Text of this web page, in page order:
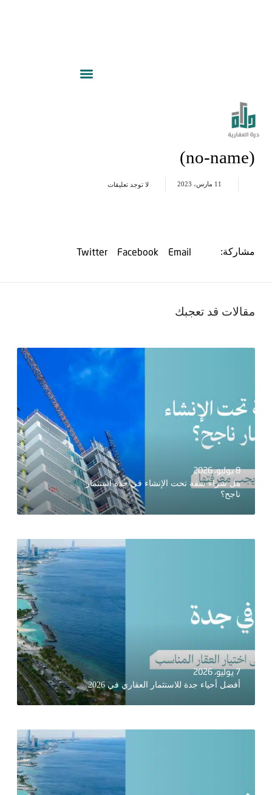
(no-name)
11 مارس، 2023 لا توجد تعليقات
مشاركة: Email
Facebook
Twitter
مقالات قد تعجبك
8 يوليو، 2026
هل شراء شقة تحت الإنشاء في جدة استثمار
ناجح؟
7 يوليو، 2026
أفضل أحياء جدة للاستثمار العقاري في 2026